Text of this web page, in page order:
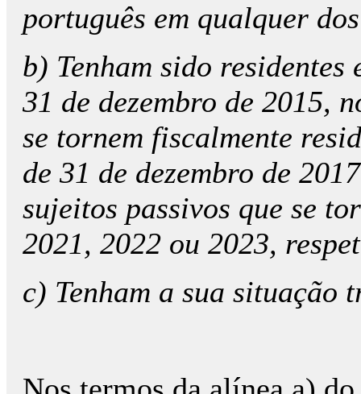
português em qualquer
b) Tenham sido
31 de dezembro de 2015,
se tornem fiscalmente
de 31 de dezembro de
sujeitos passivos que se
2021, 2022 ou 2023,
c) Tenham a sua